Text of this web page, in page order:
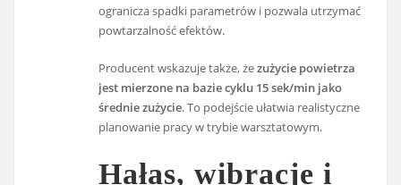
ogranicza spadki parametrów i pozwala utrzymać
powtarzalność efektów.
Producent wskazuje także, żezużycie powietrza
jest mierzone na bazie cyklu 15 sek/min jako
średnie zużycie. To podejście ułatwia realistyczne
planowanie pracy w trybie warsztatowym.
Hałas, wibracje i